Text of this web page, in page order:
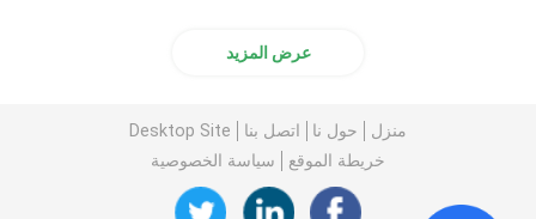
عرض المزيد
منزل حول نا اتصل بنا
Desktop Site
خريطة الموقع
سياسة الخصوصية